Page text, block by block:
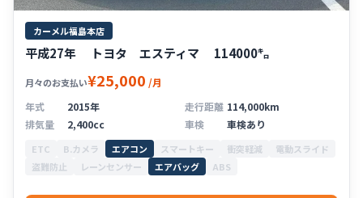
カーメル福島本店
平成27年 トヨタ エスティマ 114000㌔
月々のお支払い¥25,000 /月
年式
2015年 走行距離 114,000km
排気量
2,400cc 車検 車検あり
ETC B.カメラ エアコン スマートキー 衝突軽減
電動スライド
盗難防止
レーンセンサー エアバッグ ABS